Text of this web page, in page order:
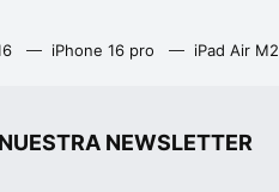
iPhone 16 pro iPad Air
NEWSLETTER